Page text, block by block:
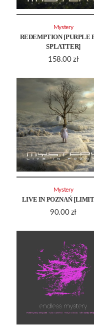
REDEMPTION [PURPLE
SPLATTER]
158.00 zł
Mystery
LIVE IN POZNAŃ
90.00 zł
Mystery